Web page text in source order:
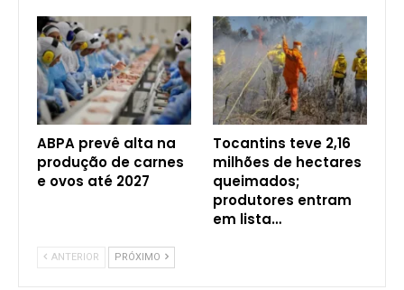
ABPA prevê alta na
produção de carnes
e ovos até 2027
Tocantins teve 2,16
milhões de hectares
queimados;
produtores entram
em lista…
ANTERIOR PRÓXIMO